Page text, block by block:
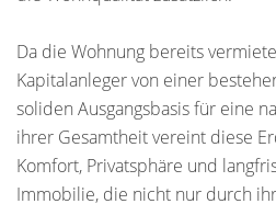
Da die Wohnung bereits
Kapitalanleger von einer
soliden Ausgangsbasis für eine
ihrer Gesamtheit vereint diese
Komfort, Privatsphäre und
Immobilie, die nicht nur durch